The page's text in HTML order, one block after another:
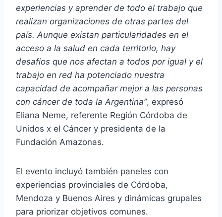
experiencias y aprender de todo el trabajo que
realizan organizaciones de otras partes del
país. Aunque existan particularidades en el
acceso a la salud en cada territorio, hay
desafíos que nos afectan a todos por igual y el
trabajo en red ha potenciado nuestra
capacidad de acompañar mejor a las personas
con cáncer de toda la Argentina”, expresó
Eliana Neme, referente Región Córdoba de
Unidos x el Cáncer y presidenta de la
Fundación Amazonas.
El evento incluyó también paneles con
experiencias provinciales de Córdoba,
Mendoza y Buenos Aires y dinámicas grupales
para priorizar objetivos comunes.